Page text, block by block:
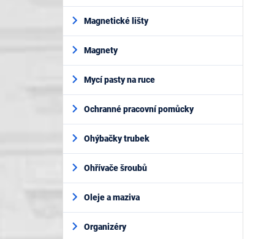
Magnetické lišty
Magnety
Mycí pasty na ruce
Ochranné pracovní pomůcky
Ohýbačky trubek
Ohřívače šroubů
Oleje a maziva
Organizéry